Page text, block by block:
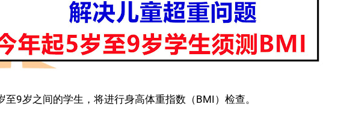
至9岁之间的学生，将进行身高体重指数（BMI）检查。